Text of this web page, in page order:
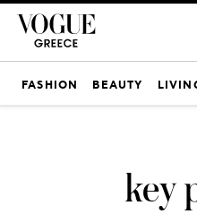
FASHION BEAUTY
key